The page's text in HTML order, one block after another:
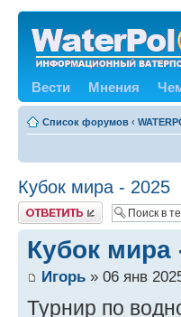
Вести Мнения
Список форумов ‹
Кубок мира - 2025
Ответить
Кубок мира
Игорь » 06 янв
Турнир по